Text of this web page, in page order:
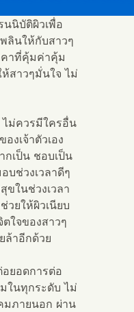
นิบัติผิวเพื่อ
ลินให้กับสาวๆ
าที่คุ้มค่าคุ้ม
สาวๆมั่นใจ ไม่
ไม่ควรมีใครอื่น
งเจ้าตัวเอง
กเป็น ชอบเป็น
บช่วงเวลาดีๆ
ในช่วงเวลา
วยให้ผิวเนียบ
ใจของสาวๆ
ล้าอีกด้วย
ยอดการต่อ
ในทุกระดับ ไม่
มภายนอก ผ่าน